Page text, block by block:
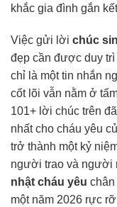
khắc gia đình gắn
Việc gửi lời chúc
đẹp cần được duy
chỉ là một tin nhắn
cốt lõi vẫn nằm ở
101+ lời chúc trên
nhất cho cháu yêu
trở thành một kỷ
người trao và người
nhật cháu yêu
một năm 2026 rực